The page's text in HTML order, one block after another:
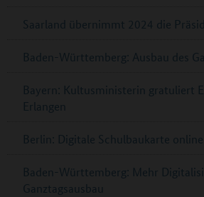
Saarland übernimmt 2024 die
Baden-Württemberg: Ausbau des
Bayern: Kultusministerin gratuliert
Erlangen
Berlin: Digitale Schulbaukarte online
Baden-Württemberg: Mehr
Ganztagsausbau